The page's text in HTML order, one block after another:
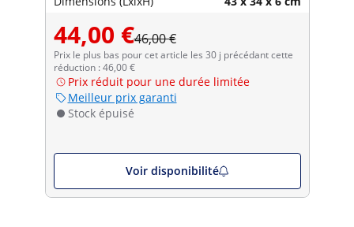
44,00 €46,00 €
Prix le plus bas pour cet article les 30 j précédant cette
réduction : 46,00 €
Prix réduit pour une durée limitée
Meilleur prix garanti
Stock épuisé
Voir disponibilité